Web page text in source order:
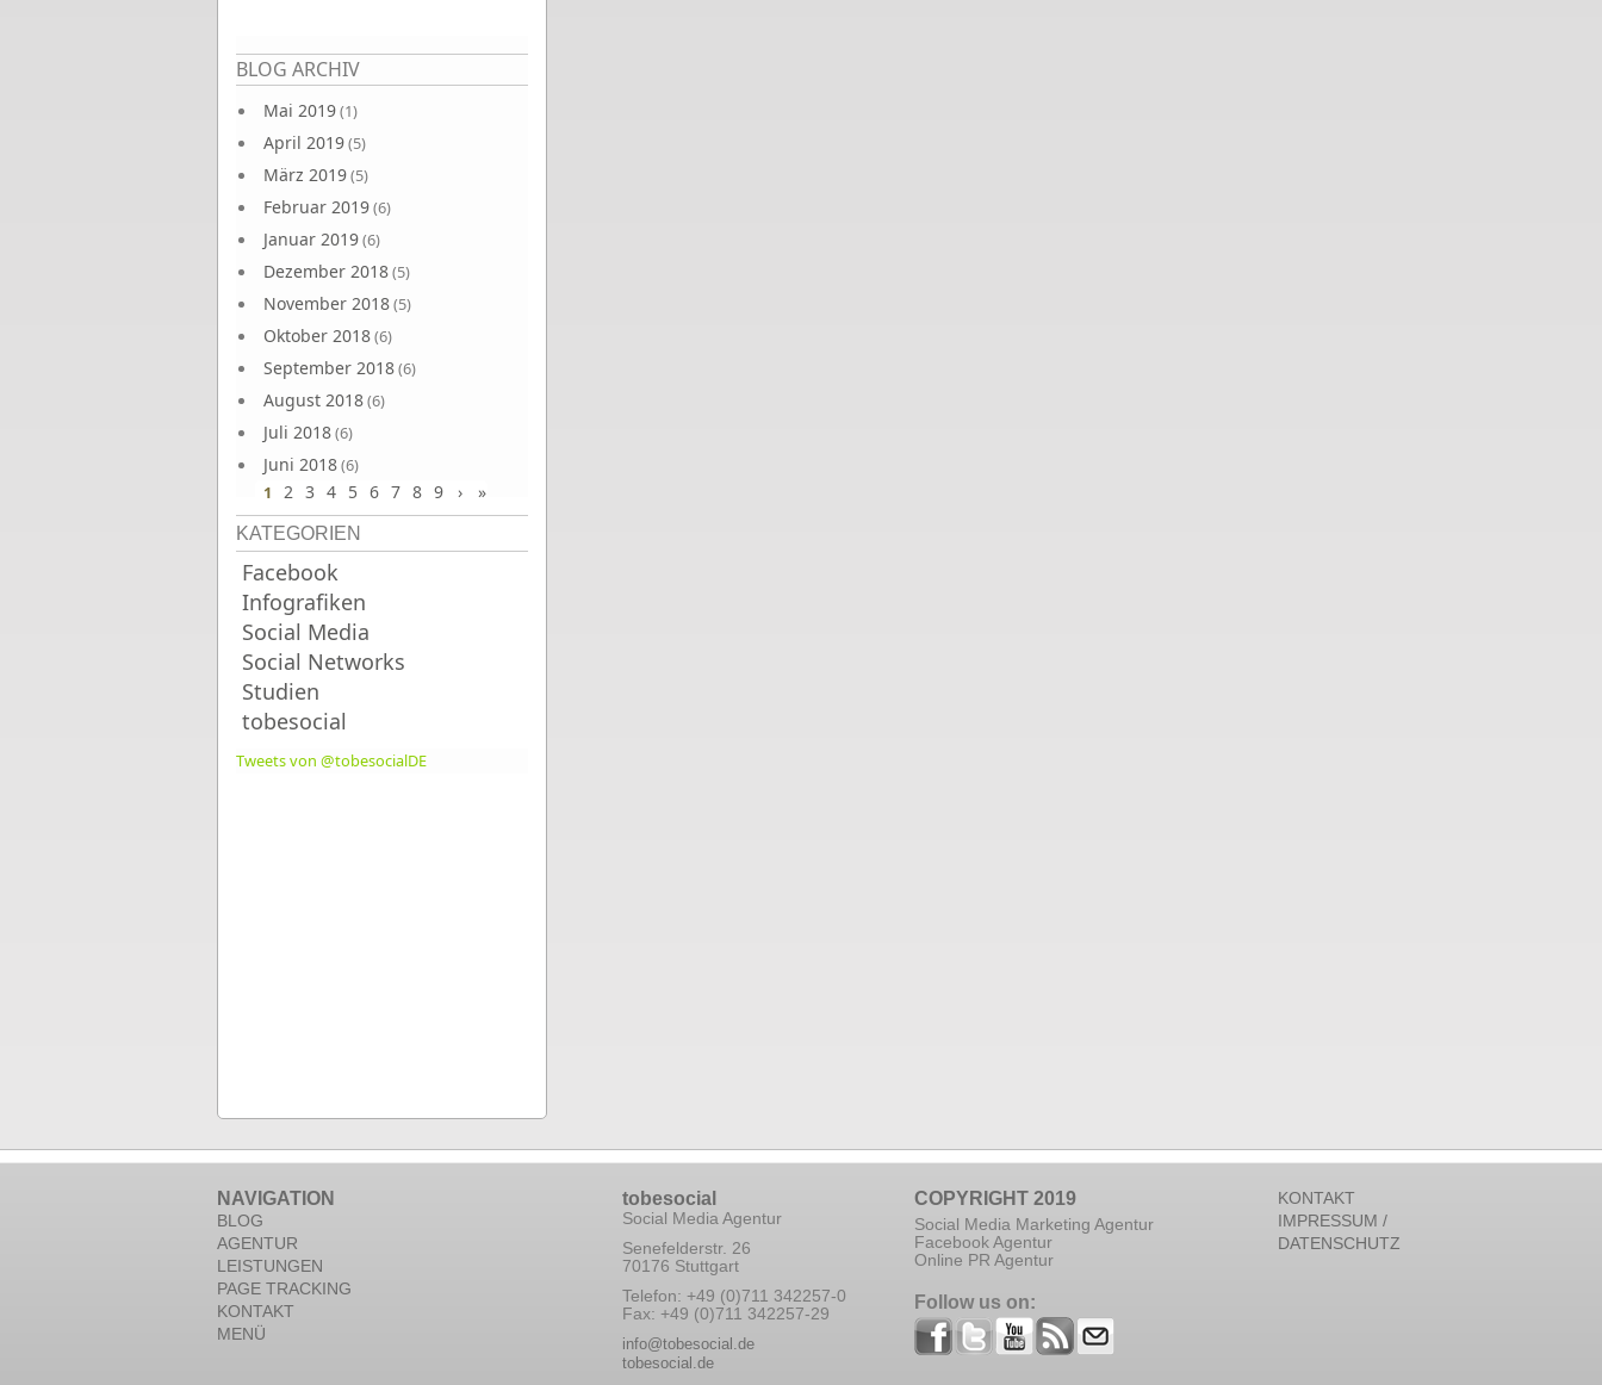
BLOG ARCHIV
Mai 2019(1)
April 2019(5)
März 2019(5)
Februar 2019(6)
Januar 2019(6)
Dezember 2018(5)
November 2018(5)
Oktober 2018(6)
September 2018(6)
August 2018(6)
Juli 2018(6)
Juni 2018(6)
Seiten
1 2 3 4 5 6 7 8 9 › »
KATEGORIEN
Facebook
Infografiken
Social Media
Social Networks
Studien
tobesocial
Tweets von @tobesocialDE
NAVIGATION
BLOG
AGENTUR
LEISTUNGEN
PAGE TRACKING
KONTAKT
MENÜ
tobesocial
Social Media Agentur
Senefelderstr. 26
70176 Stuttgart
Telefon: +49 (0)711 342257-0
Fax: +49 (0)711 342257-29
info@tobesocial.de
tobesocial.de
COPYRIGHT 2019
Social Media Marketing Agentur
Facebook Agentur
Online PR Agentur
Follow us on:
KONTAKT
IMPRESSUM /
DATENSCHUTZ